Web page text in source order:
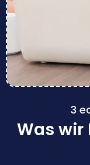
3
Was wir